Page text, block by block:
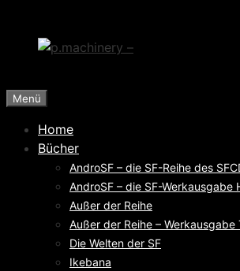
springen
Menü
Home
Bücher
AndroSF – die SF-Reihe des
AndroSF – die SF-Werkausgabe
Außer der Reihe
Außer der Reihe –
Die Welten der SF
Ikebana